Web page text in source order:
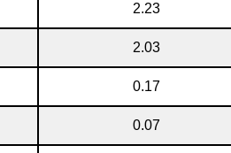
2.23
2.03
0.17
0.07